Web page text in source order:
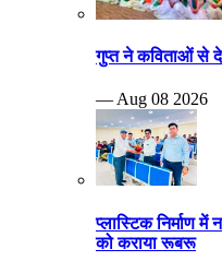
गुप्त ने कविताओं से
— Aug 08 2026
प्लास्टिक निर्माण में
को कराया रूबरू